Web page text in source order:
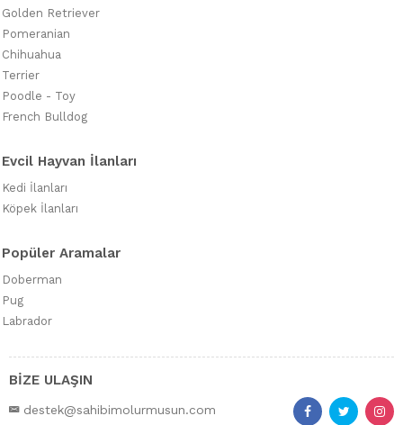
Golden Retriever
Pomeranian
Chihuahua
Terrier
Poodle - Toy
French Bulldog
Evcil Hayvan İlanları
Kedi İlanları
Köpek İlanları
Popüler Aramalar
Doberman
Pug
Labrador
BİZE ULAŞIN
destek@sahibimolurmusun.com